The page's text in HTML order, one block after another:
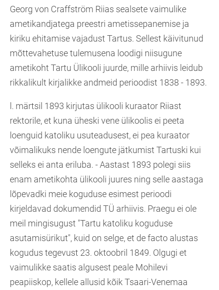
Georg von Craffström Riias sealsete vaimulike
ametikandjatega preestri ametissepanemise ja
kiriku ehitamise vajadust Tartus. Sellest käivitunud
mõttevahetuse tulemusena loodigi niisugune
ametikoht Tartu Ülikooli juurde, mille arhiivis leidub
rikkalikult kirjalikke andmeid perioodist 1838 - 1893.
l. märtsil 1893 kirjutas ülikooli kuraator Riiast
rektorile, et kuna üheski vene ülikoolis ei peeta
loenguid katoliku usuteadusest, ei pea kuraator
võimalikuks nende loengute jätkumist Tartuski kui
selleks ei anta eriluba. - Aastast 1893 polegi siis
enam ametikohta ülikooli juures ning selle aastaga
lõpevadki meie koguduse esimest perioodi
kirjeldavad dokumendid TÜ arhiivis. Praegu ei ole
meil mingisugust "Tartu katoliku koguduse
asutamisürikut", kuid on selge, et de facto alustas
kogudus tegevust 23. oktoobril 1849. Olgugi et
vaimulikke saatis algusest peale Mohilevi
peapiiskop, kellele allusid kõik Tsaari-Venemaa